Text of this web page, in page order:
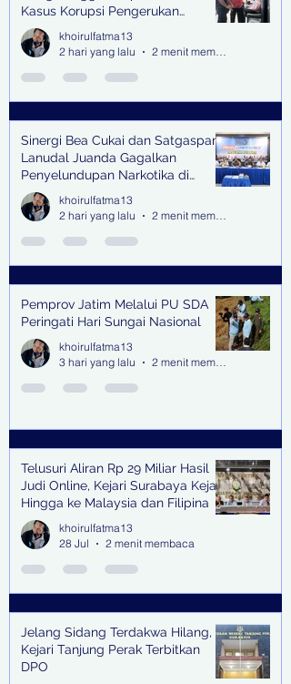
Kasus Korupsi Pengerukan
Tanjung Perak
khoirulfatma13
2 hari yang lalu
2 menit membaca
Sinergi Bea Cukai dan Satgaspam
Lanudal Juanda Gagalkan
Penyelundupan Narkotika di
Bandara Juanda
khoirulfatma13
2 hari yang lalu
2 menit membaca
Pemprov Jatim Melalui PU SDA
Peringati Hari Sungai Nasional
khoirulfatma13
3 hari yang lalu
2 menit membaca
Telusuri Aliran Rp 29 Miliar Hasil
Judi Online, Kejari Surabaya Kejar
Hingga ke Malaysia dan Filipina
khoirulfatma13
28 Jul
2 menit membaca
Jelang Sidang Terdakwa Hilang,
Kejari Tanjung Perak Terbitkan
DPO